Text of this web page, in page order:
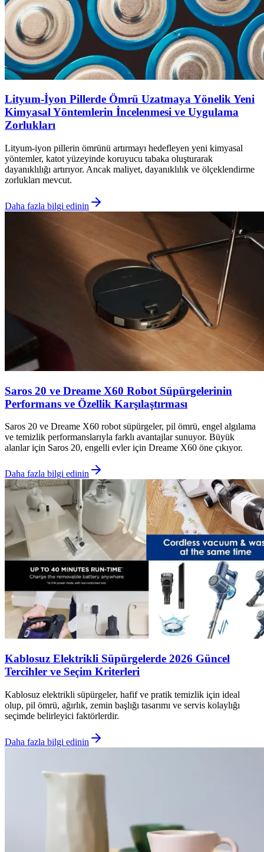
Lityum-İyon Pillerde Ömrü Uzatmaya Yönelik Yeni
Kimyasal Yöntemlerin İncelenmesi ve Uygulama
Zorlukları
Lityum-iyon pillerin ömrünü artırmayı hedefleyen yeni kimyasal
yöntemler, katot yüzeyinde koruyucu tabaka oluşturarak
dayanıklılığı artırıyor. Ancak maliyet, dayanıklılık ve ölçeklendirme
zorlukları mevcut.
Daha fazla bilgi edinin
Saros 20 ve Dreame X60 Robot Süpürgelerinin
Performans ve Özellik Karşılaştırması
Saros 20 ve Dreame X60 robot süpürgeler, pil ömrü, engel algılama
ve temizlik performanslarıyla farklı avantajlar sunuyor. Büyük
alanlar için Saros 20, engelli evler için Dreame X60 öne çıkıyor.
Daha fazla bilgi edinin
Kablosuz Elektrikli Süpürgelerde 2026 Güncel
Tercihler ve Seçim Kriterleri
Kablosuz elektrikli süpürgeler, hafif ve pratik temizlik için ideal
olup, pil ömrü, ağırlık, zemin başlığı tasarımı ve servis kolaylığı
seçimde belirleyici faktörlerdir.
Daha fazla bilgi edinin